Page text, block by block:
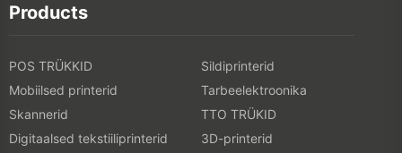
Products
POS TRÜKKID
Sildiprinterid
Mobiilsed printerid
Tarbeelektroonika
Skannerid
TTO TRÜKID
Digitaalsed tekstiiliprinterid
3D-printerid